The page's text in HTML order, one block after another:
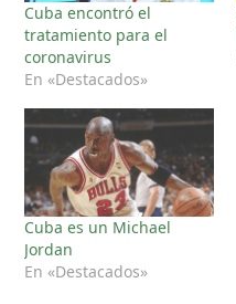
Cuba encontró el
tratamiento para el
coronavirus
En «Destacados»
Cuba es un Michael
Jordan
En «Destacados»